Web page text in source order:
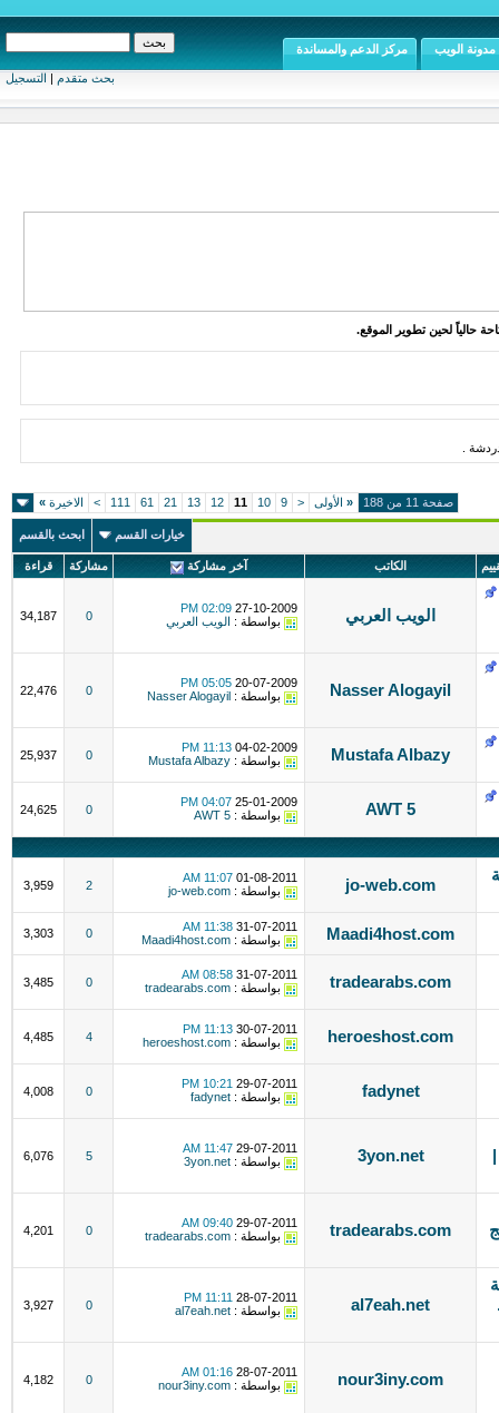
بحث متقدم | التسجيل
مدونة الويب مركز الدعم والمساندة
حالياً لحين تطوير الموقع.
.
صفحة 11 من 188 « الأولى <
9
10
11
12
13
21
61
111
> الاخيرة »
خيارات القسم ابحث بالقسم
الكاتب آخر مشاركة مشاركة قراءة
الويب العربي 27-10-2009
02:09 PM
بواسطة :
الويب العربي 0
34,187
Nasser Alogayil
20-07-2009
05:05 PM
بواسطة : Nasser Alogayil
0
22,476
Mustafa Albazy
04-02-2009
11:13 PM
بواسطة : Mustafa Albazy
0
25,937
AWT 5
25-01-2009
04:07 PM
بواسطة : AWT 5
0
24,625
jo-web.com
01-08-2011
11:07 AM
بواسطة : jo-web.com
2
3,959
Maadi4host.com
31-07-2011
11:38 AM
بواسطة : Maadi4host.com
0
3,303
tradearabs.com
31-07-2011
08:58 AM
بواسطة : tradearabs.com
0
3,485
heroeshost.com
30-07-2011
11:13 PM
بواسطة : heroeshost.com
4
4,485
fadynet
29-07-2011
10:21 PM
بواسطة : fadynet
0
4,008
3yon.net
29-07-2011
11:47 AM
بواسطة : 3yon.net
5
6,076
tradearabs.com
29-07-2011
09:40 AM
بواسطة : tradearabs.com
0
4,201
al7eah.net
28-07-2011
11:11 PM
بواسطة : al7eah.net
0
3,927
nour3iny.com
28-07-2011
01:16 AM
بواسطة : nour3iny.com
0
4,182